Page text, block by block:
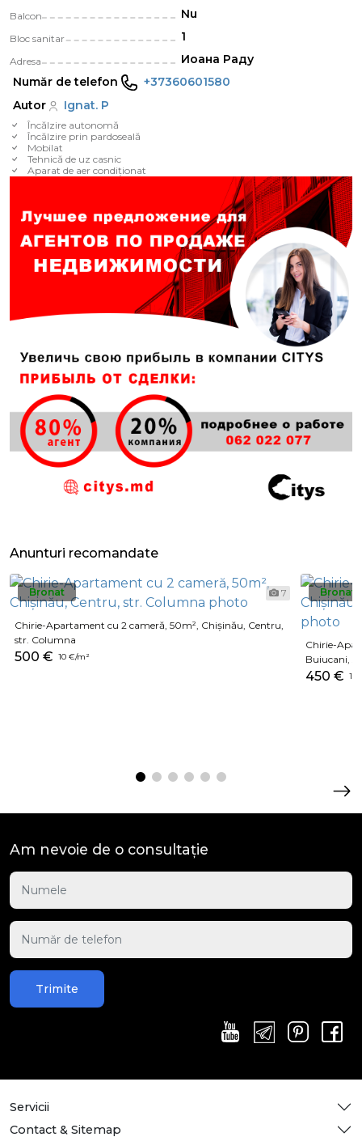
Balcon Nu
Bloc sanitar 1
Adresa
Иоана Раду
Număr de telefon
+37360601580
Autor
Ignat. P
Încălzire autonomă
Încălzire prin pardoseală
Mobilat
Tehnică de uz casnic
Aparat de aer condiționat
Anunturi recomandate
7
Bronat
Chirie-Apartament cu 2 cameră, 50m², Chișinău, Centru,
str. Columna
500 € 10 €/m²
Bronat
Chirie-
Buiucani,
450 € 11
Am nevoie de o consultație
Trimite
Servicii
Contact & Sitemap